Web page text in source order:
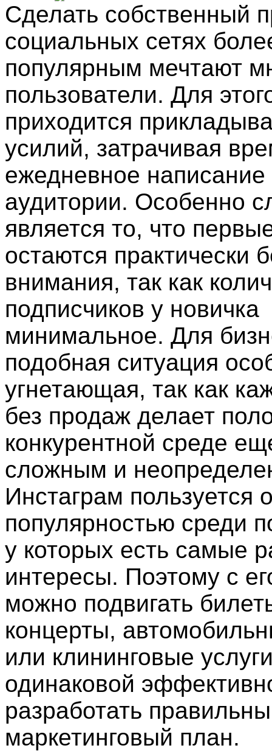
Сделать собственный
социальных сетях
популярным мечтают
пользователи. Для
приходится
усилий, затрачивая
ежедневное написание
аудитории. Особенно
является то, что
остаются практически
внимания, так как
подписчиков у новичка
минимальное. Для
подобная ситуация
угнетающая, так как
без продаж делает
конкурентной среде
сложным и
Инстаграм пользуется
популярностью среди
у которых есть самые
интересы. Поэтому с
можно подвигать
концерты,
или клининговые
одинаковой
разработать
маркетинговый план.